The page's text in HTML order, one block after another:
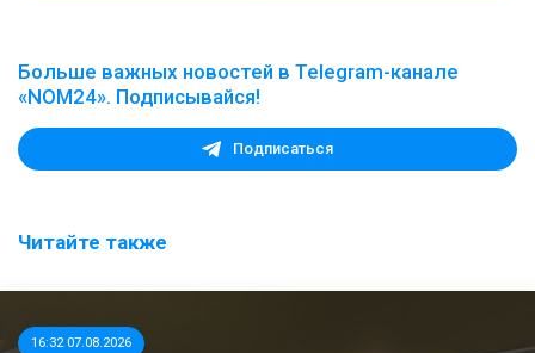
Больше важных новостей в Telegram-канале
«NOM24». Подписывайся!
Подписаться
Читайте также
16:32 07.08.2026